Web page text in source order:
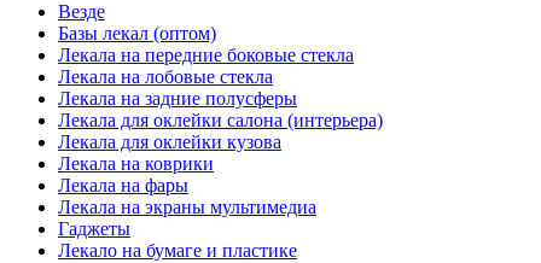
Везде
Базы лекал (оптом)
Лекала на передние боковые стекла
Лекала на лобовые стекла
Лекала на задние полусферы
Лекала для оклейки салона (интерьера)
Лекала для оклейки кузова
Лекала на коврики
Лекала на фары
Лекала на экраны мультимедиа
Гаджеты
Лекало на бумаге и пластике